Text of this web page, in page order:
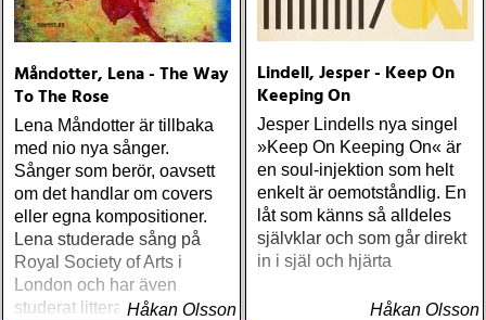
Måndotter, Lena - The Way
To The Rose
Lena Måndotter är tillbaka
med nio nya sånger.
Sånger som berör, oavsett
om det handlar om covers
eller egna kompositioner.
Lena studerade sång på
Royal Society of Arts i
London och har även
studerat litteraturdrama, film
Håkan Olsson
Lindell, Jesper - Keep On
Keeping On
Jesper Lindells nya singel
»Keep On Keeping On« är
en soul-injektion som helt
enkelt är oemotståndlig. En
låt som känns så alldeles
självklar och som går direkt
in i själ och hjärta
Håkan Olsson